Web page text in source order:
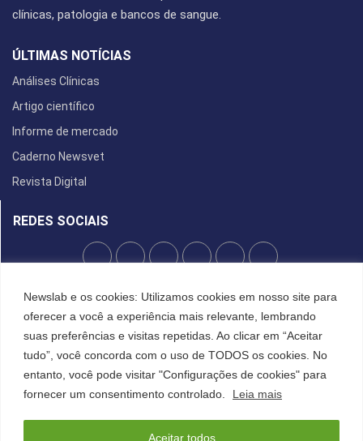
Newslab e os cookies: Utilizamos cookies em nosso site para
oferecer a você a experiência mais relevante, lembrando
suas preferências e visitas repetidas. Ao clicar em “Aceitar
tudo”, você concorda com o uso de TODOS os cookies. No
entanto, você pode visitar "Configurações de cookies" para
fornecer um consentimento controlado.
Leia mais
Aceitar todos
clínicas, patologia e bancos de sangue.
ÚLTIMAS NOTÍCIAS
Análises Clínicas
Artigo científico
Informe de mercado
Caderno Newsvet
Revista Digital
REDES SOCIAIS
POLÍTICA DE PRIVACIDADE
Cookies
©2022 All Right Reserved. Designed and Developed by FCDesign